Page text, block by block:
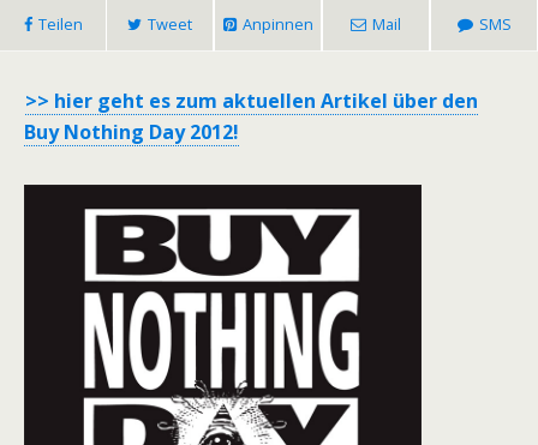
Teilen Tweet Anpinnen Mail SMS
>> hier geht es zum aktuellen Artikel über den
Buy Nothing Day 2012!